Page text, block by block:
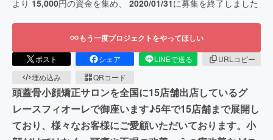
より 15,000円の資金を集め、 2020/01/31に募集を終了しました
もう一度プロジェクトをやってほしい
ポスト シェア LINEで送る
URLコピー
埋め込み
QRコード
頭蓋骨小顔矯正サロンを全国に15店舗出店しているグ
レースフィオーレで御座います♪5年で15店舗まで展開し
ており、様々なお客様にご愛顧いただいております。小